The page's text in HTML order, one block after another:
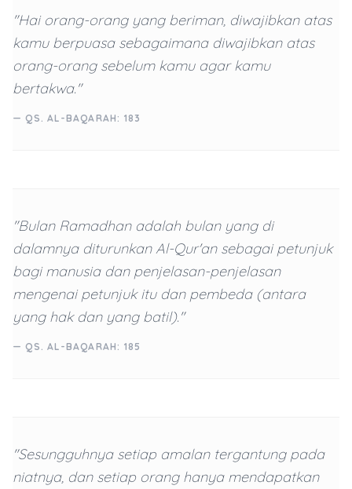
"Hai orang-orang yang beriman, diwajibkan atas
kamu berpuasa sebagaimana diwajibkan atas
orang-orang sebelum kamu agar kamu
bertakwa."
— QS. AL-BAQARAH: 183
"Bulan Ramadhan adalah bulan yang di
dalamnya diturunkan Al-Qur'an sebagai petunjuk
bagi manusia dan penjelasan-penjelasan
mengenai petunjuk itu dan pembeda (antara
yang hak dan yang batil)."
— QS. AL-BAQARAH: 185
"Sesungguhnya setiap amalan tergantung pada
niatnya, dan setiap orang hanya mendapatkan